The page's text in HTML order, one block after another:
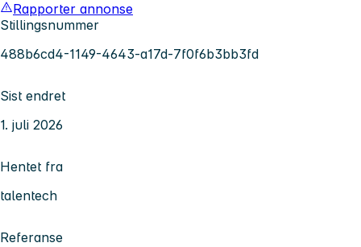
Rapporter annonse
Stillingsnummer
488b6cd4-1149-4643-a17d-7f0f6b3bb3fd
Sist endret
1. juli 2026
Hentet fra
talentech
Referanse